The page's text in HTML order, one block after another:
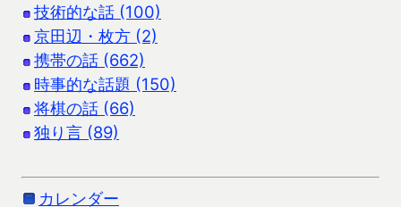
技術的な話 (100)
京田辺・枚方 (2)
携帯の話 (662)
時事的な話題 (150)
将棋の話 (66)
独り言 (89)
カレンダー